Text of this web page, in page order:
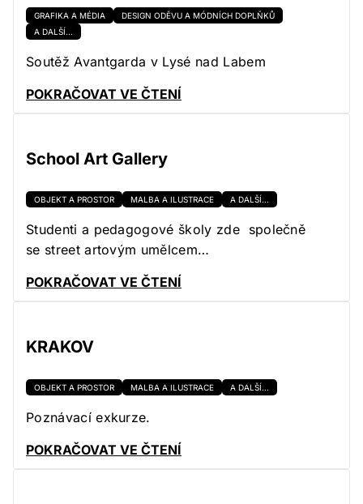
GRAFIKA A MÉDIA
DESIGN ODĚVU A MÓDNÍCH DOPLŇKŮ
A DALŠÍ...
Soutěž Avantgarda v Lysé nad Labem
POKRAČOVAT VE ČTENÍ
School Art Gallery
OBJEKT A PROSTOR MALBA A ILUSTRACE A DALŠÍ...
Studenti a pedagogové školy zde společně
se street artovým umělcem…
POKRAČOVAT VE ČTENÍ
KRAKOV
OBJEKT A PROSTOR MALBA A ILUSTRACE A DALŠÍ...
Poznávací exkurze.
POKRAČOVAT VE ČTENÍ